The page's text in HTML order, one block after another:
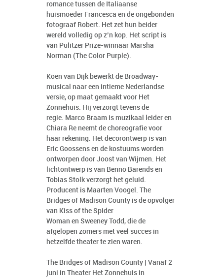
romance tussen de Italiaanse
huismoeder Francesca en de ongebonden
fotograaf Robert. Het zet hun beider
wereld volledig op z’n kop. Het script is
van Pulitzer Prize-winnaar Marsha
Norman (The Color Purple).
Koen van Dijk bewerkt de Broadway-
musical naar een intieme Nederlandse
versie, op maat gemaakt voor Het
Zonnehuis. Hij verzorgt tevens de
regie. Marco Braam is muzikaal leider en
Chiara Re neemt de choreografie voor
haar rekening. Het decorontwerp is van
Eric Goossens en de kostuums worden
ontworpen door Joost van Wijmen. Het
lichtontwerp is van Benno Barends en
Tobias Stolk verzorgt het geluid.
Producent is Maarten Voogel. The
Bridges of Madison County is de opvolger
van Kiss of the Spider
Woman en Sweeney Todd, die de
afgelopen zomers met veel succes in
hetzelfde theater te zien waren.
The Bridges of Madison County | Vanaf 2
juni in Theater Het Zonnehuis in